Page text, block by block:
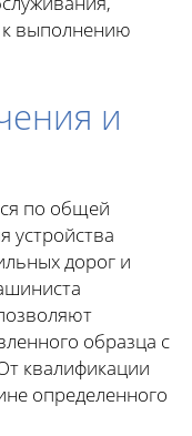
к выполнению
и
по общей
устройства
дорог и
образца с
квалификации
определенного